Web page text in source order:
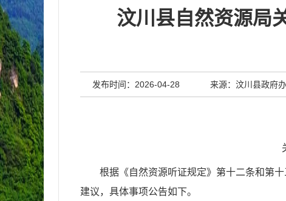
汶川县自然资源局
发布时间：2026-04-28 来源：汶川县政府办
根据《自然资源听证规定》第十二条和第
建议，具体事项公告如下。